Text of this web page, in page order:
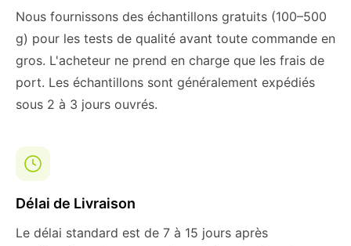
Nous fournissons des échantillons gratuits (100–500
g) pour les tests de qualité avant toute commande en
gros. L'acheteur ne prend en charge que les frais de
port. Les échantillons sont généralement expédiés
sous 2 à 3 jours ouvrés.
Délai de Livraison
Le délai standard est de 7 à 15 jours après